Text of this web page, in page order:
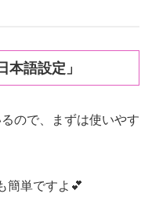
本語設定」
ので、まずは使いやす
簡単ですよ💕